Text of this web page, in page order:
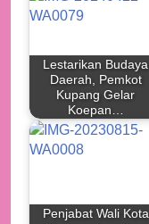
Lestarikan Budaya
Daerah, Pemkot
Kupang Gelar
Koepan…
Penjabat Wali Kota